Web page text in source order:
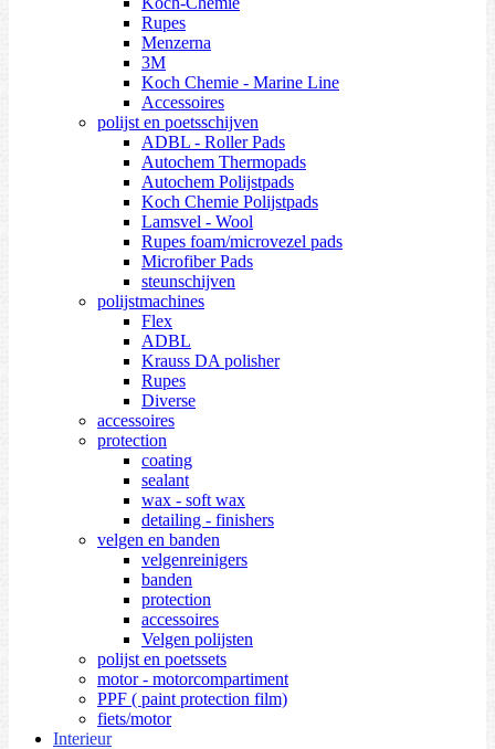
Rupes
Menzerna
3M
Koch Chemie - Marine Line
Accessoires
polijst en poetsschijven
ADBL - Roller Pads
Autochem Thermopads
Autochem Polijstpads
Koch Chemie Polijstpads
Lamsvel - Wool
Rupes foam/microvezel pads
Microfiber Pads
steunschijven
polijstmachines
Flex
ADBL
Krauss DA polisher
Rupes
Diverse
accessoires
protection
coating
sealant
wax - soft wax
detailing - finishers
velgen en banden
velgenreinigers
banden
protection
accessoires
Velgen polijsten
polijst en poetssets
motor - motorcompartiment
PPF ( paint protection film)
fiets/motor
Interieur